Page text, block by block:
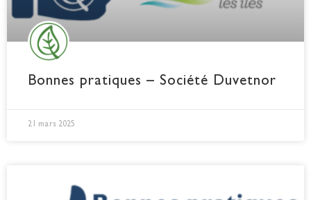
Bonnes pratiques – Société Duvetnor
21 mars 2025